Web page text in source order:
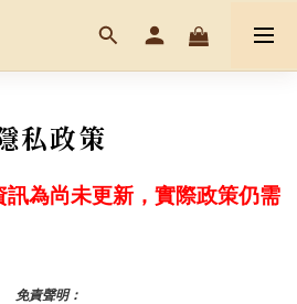
私政策
為尚未更新，實際政策仍需
免責聲明：